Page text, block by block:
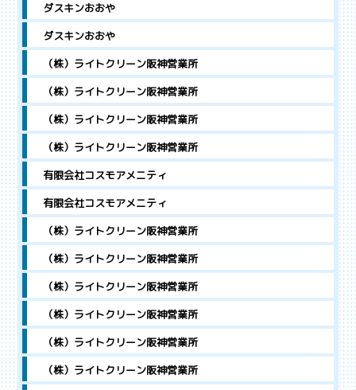
ダスキンおおや
ダスキンおおや
（株）ライトクリーン阪神営業所
（株）ライトクリーン阪神営業所
（株）ライトクリーン阪神営業所
（株）ライトクリーン阪神営業所
有限会社コスモアメニティ
有限会社コスモアメニティ
（株）ライトクリーン阪神営業所
（株）ライトクリーン阪神営業所
（株）ライトクリーン阪神営業所
（株）ライトクリーン阪神営業所
（株）ライトクリーン阪神営業所
（株）ライトクリーン阪神営業所